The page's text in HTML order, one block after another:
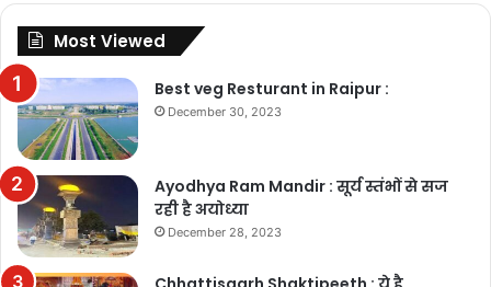
Most Viewed
Best veg Resturant in Raipur :
December 30, 2023
Ayodhya Ram Mandir : सूर्य स्तंभों से सज
रही है अयोध्या
December 28, 2023